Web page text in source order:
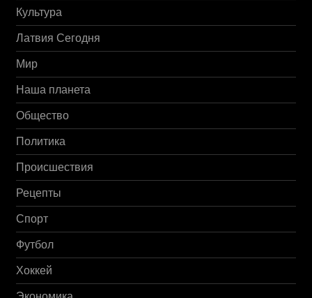
Культура
Латвия Сегодня
Мир
Наша планета
Общество
Политика
Происшествия
Рецепты
Спорт
Футбол
Хоккей